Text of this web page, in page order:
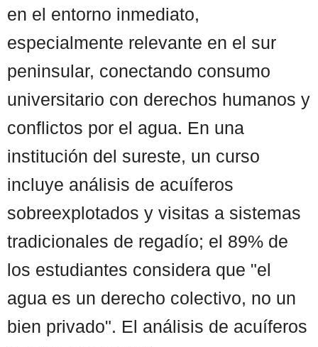
en el entorno inmediato,
especialmente relevante en el sur
peninsular, conectando consumo
universitario con derechos humanos y
conflictos por el agua. En una
institución del sureste, un curso
incluye análisis de acuíferos
sobreexplotados y visitas a sistemas
tradicionales de regadío; el 89% de
los estudiantes considera que "el
agua es un derecho colectivo, no un
bien privado". El análisis de acuíferos